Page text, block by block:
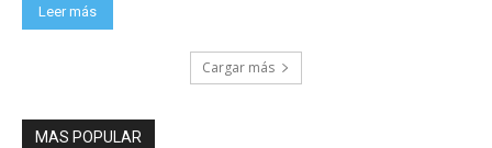
Leer más
Cargar más
MAS POPULAR